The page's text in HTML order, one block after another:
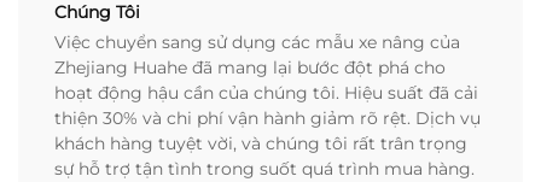
Chúng Tôi
Việc chuyển sang sử dụng các mẫu xe nâng của
Zhejiang Huahe đã mang lại bước đột phá cho
hoạt động hậu cần của chúng tôi. Hiệu suất đã cải
thiện 30% và chi phí vận hành giảm rõ rệt. Dịch vụ
khách hàng tuyệt vời, và chúng tôi rất trân trọng
sự hỗ trợ tận tình trong suốt quá trình mua hàng.